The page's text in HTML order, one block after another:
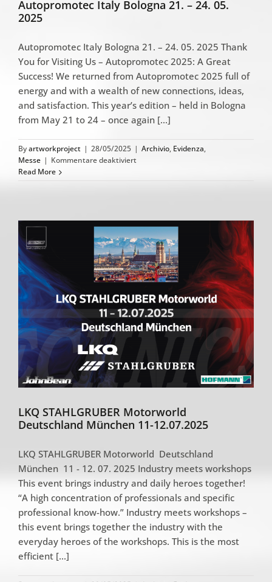
Autopromotec Italy Bologna 21. – 24. 05.
2025
Autopromotec Italy Bologna 21. – 24. 05. 2025 Thank
You for Visiting Us – Autopromotec 2025: A Great
Success! We returned from Autopromotec 2025 full of
energy and with a wealth of new connections, ideas,
and satisfaction. This year’s edition – held in Bologna
from May 21 to 24 – once again [...]
Byartworkproject | 28/05/2025 | Archivio, Evidenza,
Messe | Kommentare deaktiviertfür
24.
05.
2025
Read More
LKQ STAHLGRUBER Motorworld
Deutschland München 11-12.07.2025
LKQ STAHLGRUBER Motorworld Deutschland
München 11 - 12. 07. 2025 Industry meets workshops
This event brings industry and daily heroes together!
“A high concentration of professionals and specific
professional know-how.” Industry meets workshops –
this event brings together the industry with the
everyday heroes of the workshops. This is the most
efficient [...]